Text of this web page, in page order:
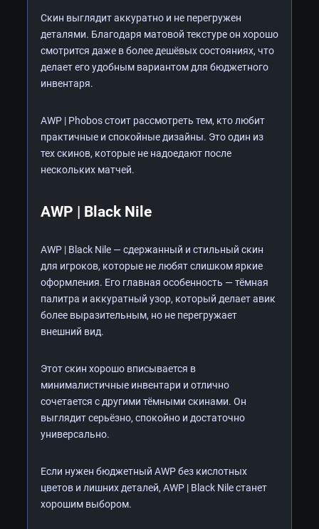
Скин выглядит аккуратно и не перегружен
деталями. Благодаря матовой текстуре он хорошо
смотрится даже в более дешёвых состояниях, что
делает его удобным вариантом для бюджетного
инвентаря.
AWP | Phobos стоит рассмотреть тем, кто любит
практичные и спокойные дизайны. Это один из
тех скинов, которые не надоедают после
нескольких матчей.
AWP | Black Nile
AWP | Black Nile — сдержанный и стильный скин
для игроков, которые не любят слишком яркие
оформления. Его главная особенность — тёмная
палитра и аккуратный узор, который делает авик
более выразительным, но не перегружает
внешний вид.
Этот скин хорошо вписывается в
минималистичные инвентари и отлично
сочетается с другими тёмными скинами. Он
выглядит серьёзно, спокойно и достаточно
универсально.
Если нужен бюджетный AWP без кислотных
цветов и лишних деталей, AWP | Black Nile станет
хорошим выбором.